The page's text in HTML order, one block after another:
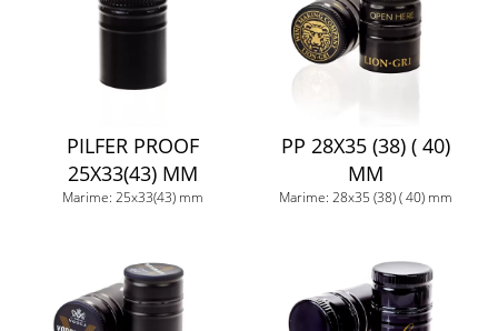
PILFER PROOF
25X33(43) MM
Marime: 25x33(43) mm
PP 28X35 (38) ( 40)
MM
Marime: 28x35 (38) ( 40) mm